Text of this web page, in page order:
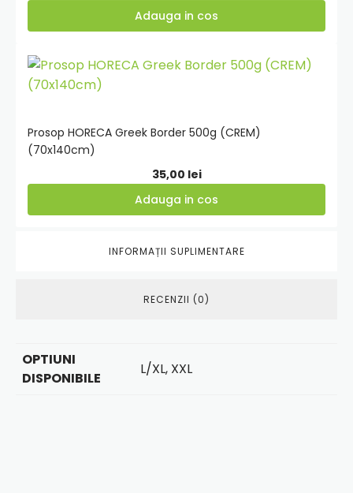
prețuri:
până
Adauga in cos
Prosop HORECA Greek Border 500g (CREM)
(70x140cm)
35,00 lei
Adauga in cos
Adauga
INFORMAȚII SUPLIMENTARE
RECENZII (0)
OPTIUNI
DISPONIBILE
L/XL, XXL